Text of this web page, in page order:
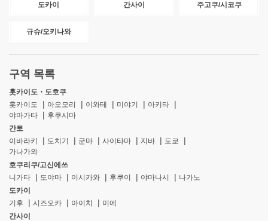
도카이 간사이 주고쿠/시코쿠
규슈/오키나와
구역 목록
홋카이도・도호쿠
홋카이도
아오모리 이와테 미야기
아키타
야마가타
후쿠시마
간토
이바라키
도치기 군마 사이타마 지바
도쿄
가나가와
호쿠리쿠/고신에쓰
니가타
도야마 이시카와 후쿠이 야마나시
나가노
도카이
기후
시즈오카 아이치
미에
간사이